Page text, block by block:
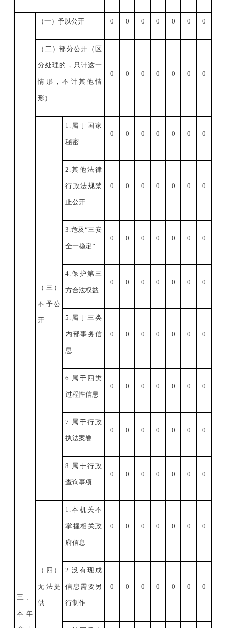
三、
本年
（一）予以公开 0 0 0 0 0 0 0
（二）部分公开（区
分处理的，只计这一
情形，不计其他情
形）
0 0 0 0 0 0 0
（三）
不予公
开
1.属于国家
秘密
0 0 0 0 0 0 0
2.其他法律
行政法规禁
止公开
0 0 0 0 0 0 0
3.危及“三安
全一稳定”
0 0 0 0 0 0 0
4.保护第三
方合法权益
0 0 0 0 0 0 0
5.属于三类
内部事务信
息
0 0 0 0 0 0 0
6.属于四类
过程性信息
0 0 0 0 0 0 0
7.属于行政
执法案卷
0 0 0 0 0 0 0
8.属于行政
查询事项
0 0 0 0 0 0 0
（四）
无法提
供
1.本机关不
掌握相关政
府信息
0 0 0 0 0 0 0
2.没有现成
信息需要另
行制作
0 0 0 0 0 0 0